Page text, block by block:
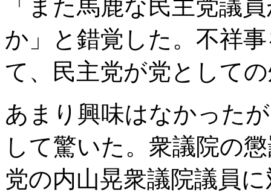
「また馬鹿な民主党議
か」と錯覚した。不祥
て、民主党が党として
あまり興味はなかった
して驚いた。衆議院の
党の内山晃衆議院議員